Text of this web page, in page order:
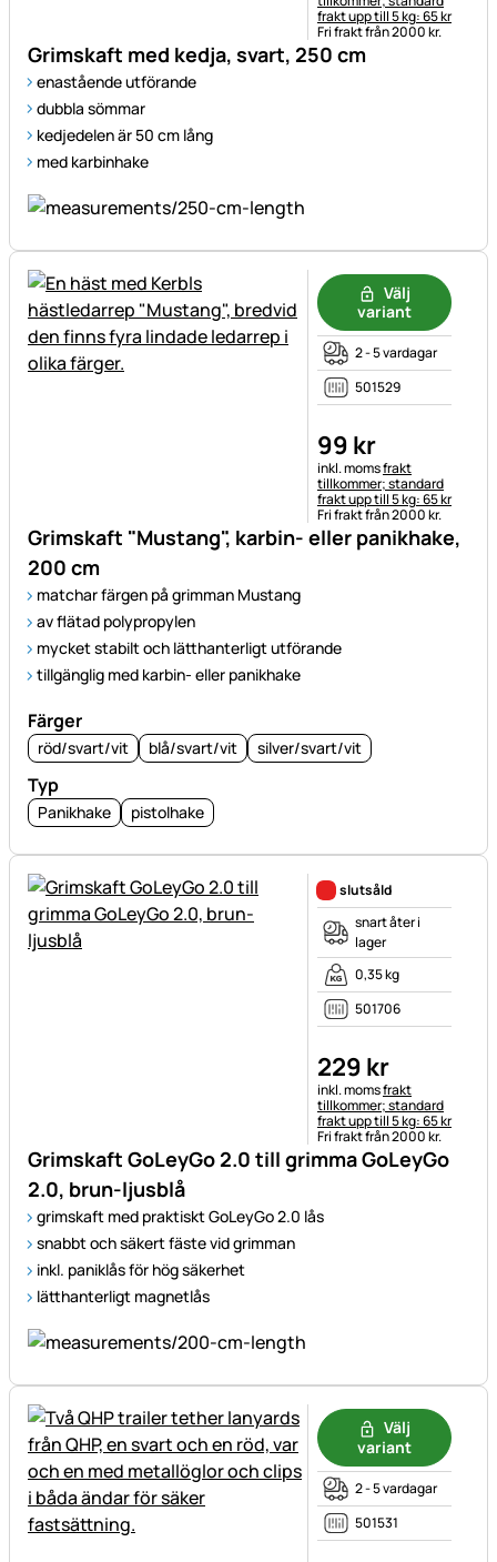
Grimskaft med kedja, svart, 250 cm
enastående utförande
dubbla sömmar
kedjedelen är 50 cm lång
med karbinhake
frakt upp till 5 kg: 65 kr
Fri frakt från 2000 kr.
Grimskaft "Mustang", karbin- eller panikhake,
200 cm
matchar färgen på grimman Mustang
av flätad polypropylen
mycket stabilt och lätthanterligt utförande
tillgänglig med karbin- eller panikhake
Färger
röd/svart/vit blå/svart/vit silver/svart/vit
Typ
Panikhake pistolhake
Välj
variant
2 - 5 vardagar
501529
99 kr
Skatteinformation:
inkl. momsfrakt
tillkommer; standard
frakt upp till 5 kg: 65 kr
Fri frakt från 2000 kr.
Grimskaft GoLeyGo 2.0 till grimma GoLeyGo
2.0, brun-ljusblå
grimskaft med praktiskt GoLeyGo 2.0 lås
snabbt och säkert fäste vid grimman
inkl. paniklås för hög säkerhet
lätthanterligt magnetlås
slutsåld
snart åter i
lager
0,35 kg
501706
229 kr
Skatteinformation:
inkl. momsfrakt
tillkommer; standard
frakt upp till 5 kg: 65 kr
Fri frakt från 2000 kr.
Välj
variant
2 - 5 vardagar
501531